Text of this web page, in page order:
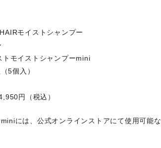
モイストシャンプー
トモイストシャンプーmini
5個入）
円（税込）
miniには、公式オンラインストアにて使用可能な